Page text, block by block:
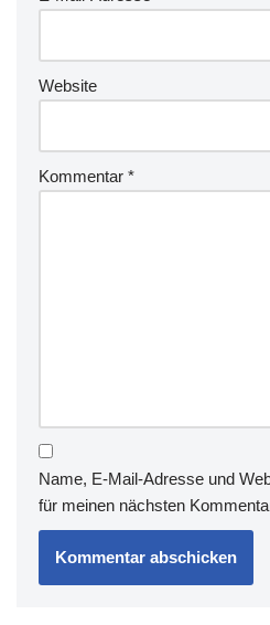
Website
Kommentar *
Name, E-Mail-Adresse und
für meinen nächsten